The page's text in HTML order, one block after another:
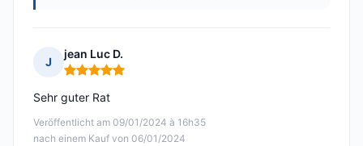
J
jean Luc D.
Hinweis: 5 von 5
Veröffentlicht am 09/01/2024 à 16h35
nach einem Kauf von 06/01/2024
Sehr guter Rat